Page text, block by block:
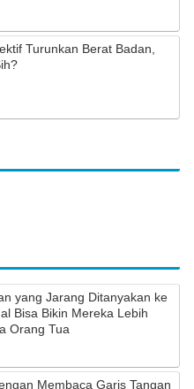
Turunkan Berat Badan,
yang Jarang Ditanyakan ke
Bisa Bikin Mereka Lebih
Orang Tua
Membaca Garis Tangan